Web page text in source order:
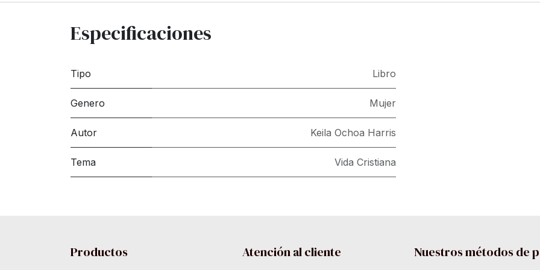
Especificaciones
Tipo Libro
Genero Mujer
Autor Keila Ochoa Harris
Tema Vida Cristiana
Productos Atención al cliente Nuestros métodos de